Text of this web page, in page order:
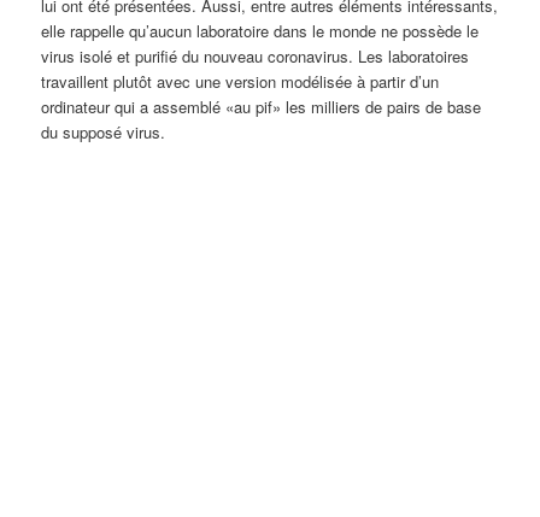
lui ont été présentées. Aussi, entre autres éléments intéressants,
elle rappelle qu’aucun laboratoire dans le monde ne possède le
virus isolé et purifié du nouveau coronavirus. Les laboratoires
travaillent plutôt avec une version modélisée à partir d’un
ordinateur qui a assemblé «au pif» les milliers de pairs de base
du supposé virus.